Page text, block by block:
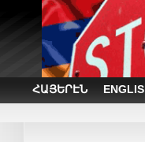
ՀԱՅԵՐԷՆ